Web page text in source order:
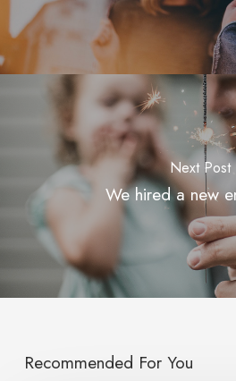
Next Post
We hired a new
Recommended For You